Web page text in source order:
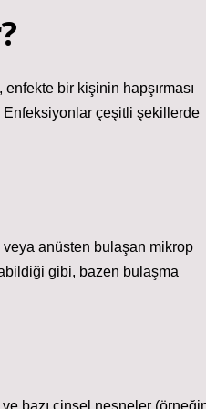
bir kişinin hapşırması
çeşitli şekillerde
anüsten bulaşan mikrop
gibi, bazen bulaşma
bazı cinsel nesneler